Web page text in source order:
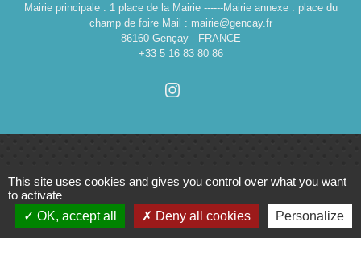
Mairie principale : 1 place de la Mairie ------Mairie annexe : place du
champ de foire Mail : mairie@gencay.fr
86160 Gençay - FRANCE
+33 5 16 83 80 86
Liens
Cinéma
This site uses cookies and gives you control over what you want
to activate
OK, accept all
Deny all cookies Personalize